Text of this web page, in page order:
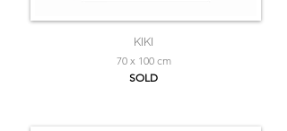
KIKI
70 x 100 cm
SOLD